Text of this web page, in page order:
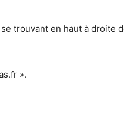
trouvant en haut à droite
».